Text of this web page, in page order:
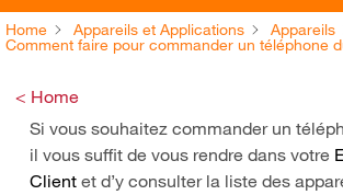
Home Appareils et Applications
Appareils
Comment faire pour commander un téléphone
< Home
Si vous souhaitez commander un
il vous suffit de vous rendre dans votre
Clientet d’y consulter la liste des